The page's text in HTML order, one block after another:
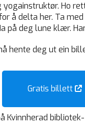
Ho
å delta her. Ta
på deg lune klær.
hente deg ut ein
Gratis billett
Kvinnherad